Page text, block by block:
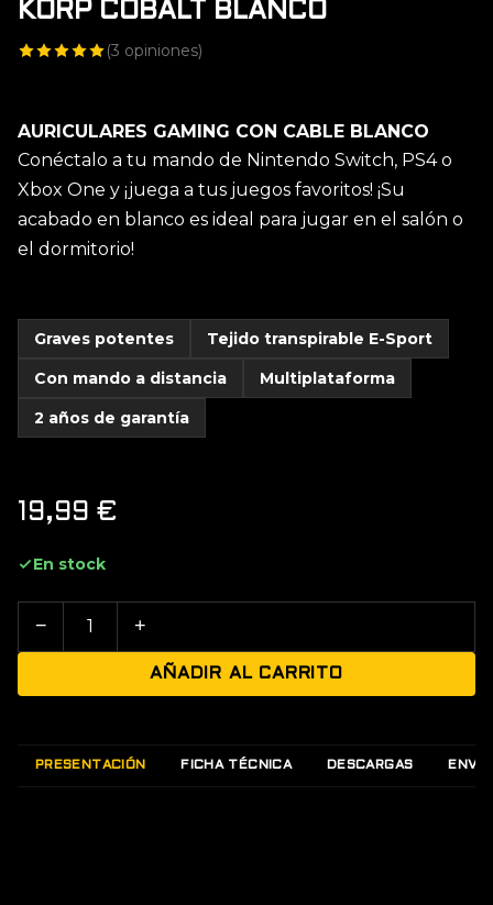
KORP COBALT BLANCO
(3 opiniones)
AURICULARES GAMING CON CABLE BLANCO
Conéctalo a tu mando de Nintendo Switch, PS4 o
Xbox One y ¡juega a tus juegos favoritos! ¡Su
acabado en blanco es ideal para jugar en el salón o
el dormitorio!
Graves potentes
Tejido transpirable E-Sport
Con mando a distancia
Multiplataforma
2 años de garantía
19,99 €
En stock
− +
AÑADIR AL CARRITO
PRESENTACIÓN FICHA TÉCNICA DESCARGAS